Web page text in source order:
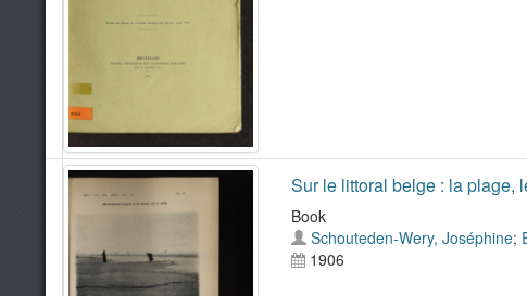
Sur le littoral belge : la plage,
Book
Schouteden-Wery, Joséphine;
1906